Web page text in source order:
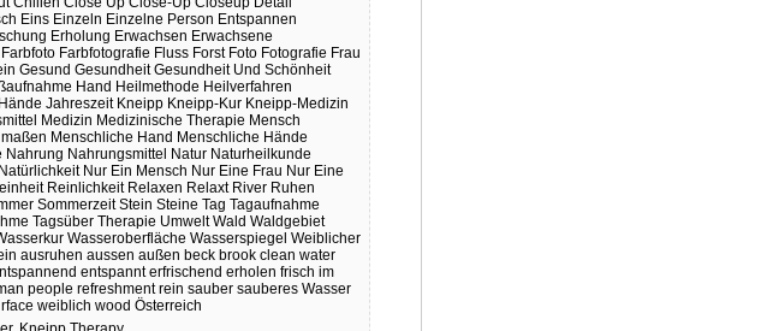
Eins Einzeln Einzelne Person Entspannen
Erholung Erwachsen Erwachsene
Farbfoto Farbfotografie Fluss Forst Foto Fotografie Frau
Gesund Gesundheit Gesundheit Und Schönheit
Hand Heilmethode Heilverfahren
Hände Jahreszeit Kneipp Kneipp-Kur Kneipp-Medizin
Medizin Medizinische Therapie Mensch
Menschliche Hand Menschliche Hände
Nahrung Nahrungsmittel Natur Naturheilkunde
Natürlichkeit Nur Ein Mensch Nur Eine Frau Nur Eine
Reinlichkeit Relaxen Relaxt River Ruhen
Sommerzeit Stein Steine Tag Tagaufnahme
Tagsüber Therapie Umwelt Wald Waldgebiet
Wasseroberfläche Wasserspiegel Weiblicher
ausruhen aussen außen beck brook clean water
entspannt erfrischend erholen frisch im
people refreshment rein sauber sauberes Wasser
weiblich wood Österreich